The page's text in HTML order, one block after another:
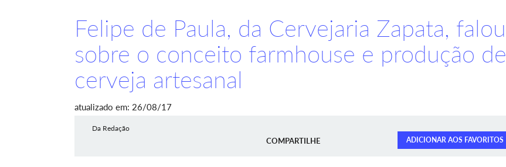
Felipe de Paula, da Cervejaria Zapata, falou
sobre o conceito farmhouse e produção de
cerveja artesanal
atualizado em: 26/08/17
Da Redação
COMPARTILHE ADICIONAR AOS FAVORITOS